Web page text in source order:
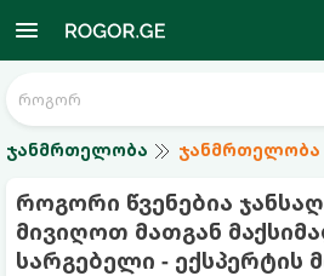
ჯანმრთელობა ჯანმრთელობა
როგორი წვენებია
მივიღოთ მათგან
სარგებელი - ექსპერტის